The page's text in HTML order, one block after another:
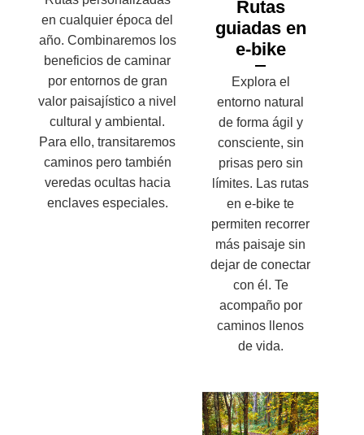
en cualquier época del
año. Combinaremos los
beneficios de caminar
por entornos de gran
valor paisajístico a nivel
cultural y ambiental.
Para ello, transitaremos
caminos pero también
veredas ocultas hacia
enclaves especiales.
Rutas
guiadas en
e-bike
Explora el
entorno natural
de forma ágil y
consciente, sin
prisas pero sin
límites. Las rutas
en e-bike te
permiten recorrer
más paisaje sin
dejar de conectar
con él. Te
acompaño por
caminos llenos
de vida.